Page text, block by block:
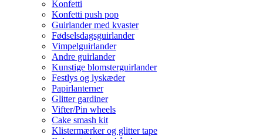
Konfetti
Konfetti push pop
Guirlander med kvaster
Fødselsdagsguirlander
Vimpelguirlander
Andre guirlander
Kunstige blomsterguirlander
Festlys og lyskæder
Papirlanterner
Glitter gardiner
Vifter/Pin wheels
Cake smash kit
Klistermærker og glitter tape